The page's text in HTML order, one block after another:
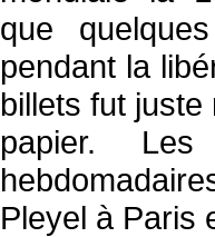
que
pendant la
billets fut
papier.
Pleyel à Paris